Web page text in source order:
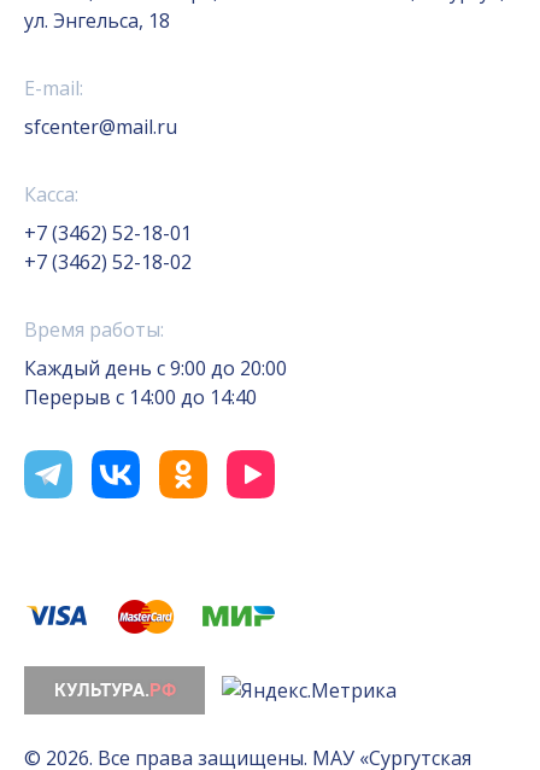
ул. Энгельса, 18
E-mail:
sfcenter@mail.ru
Касса:
+7 (3462) 52-18-01
+7 (3462) 52-18-02
Время работы:
Каждый день с 9:00 до 20:00
Перерыв с 14:00 до 14:40
© 2026. Все права защищены. МАУ «Сургутская